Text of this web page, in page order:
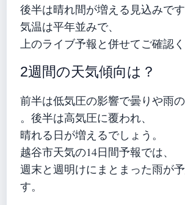
後半は晴れ間が増える見込みです
気温は平年並みで、
上のライブ予報と併せてご確認く
2週間の天気傾向は？
前半は低気圧の影響で曇りや雨
。後半は高気圧に覆われ、
晴れる日が増えるでしょう。
越谷市天気の14日間予報では、
週末と週明けにまとまった雨が
す。